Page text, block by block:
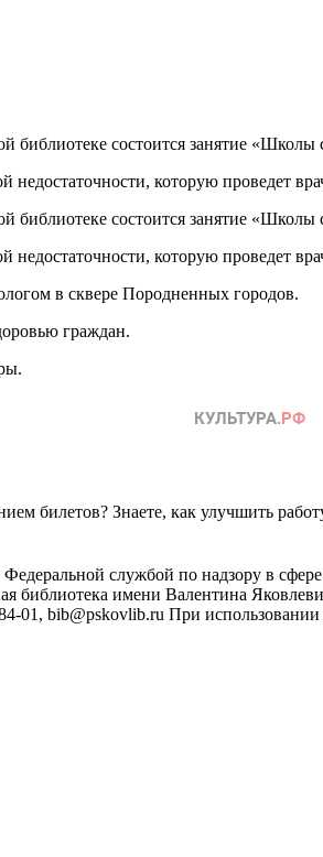
состоится занятие «Школы
которую проведет
состоится занятие «Школы
недостаточности, которую проведет
в сквере Породненных городов.
граждан.
билетов? Знаете, как улучшить
службой по надзору в
библиотека имени Валентина
01, bib@pskovlib.ru При использовании